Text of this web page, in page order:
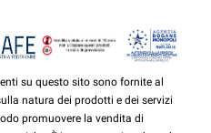
su questo sito sono fornite al
natura dei prodotti e dei servizi
promuovere la vendita di